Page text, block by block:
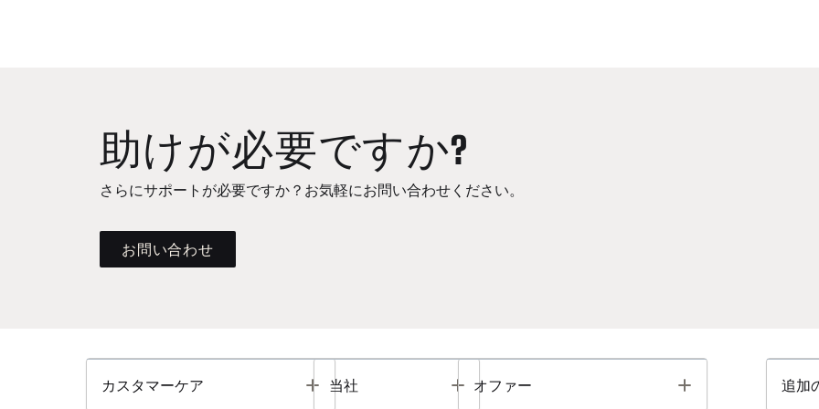
助けが必要ですか?
さらにサポートが必要ですか？お気軽にお問い合わせください。
お問い合わせ
カスタマーケア Toggle
当社 Toggle
オファー Toggle 追加